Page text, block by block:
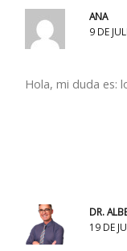
ANA
9 DE
Hola, mi duda es:
DR.
19 DE